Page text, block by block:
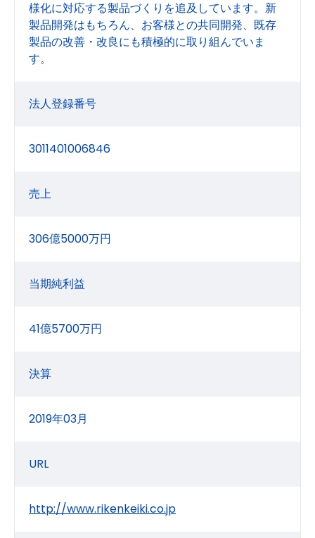
様化に対応する製品づくりを追及しています。新
製品開発はもちろん、お客様との共同開発、既存
製品の改善・改良にも積極的に取り組んでいま
す。
法人登録番号
3011401006846
売上
306億5000万円
当期純利益
41億5700万円
決算
2019年03月
URL
http://www.rikenkeiki.co.jp